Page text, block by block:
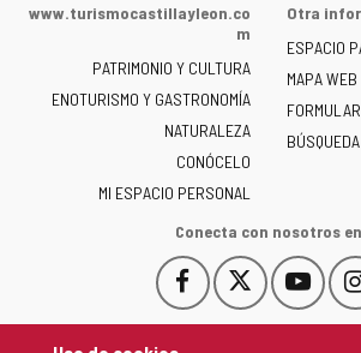
la
de
Castilla
y
León
-
www.turismocastillayleon.co
m
PATRIMONIO Y CULTURA
ENOTURISMO Y GASTRONOMÍA
NATURALEZA
CONÓCELO
MI ESPACIO PERSONAL
Otra
ESPACIO
MAPA WEB
Conecta con nosotros en
Facebook
Este
enlace
Este
enlace
Este
enlace